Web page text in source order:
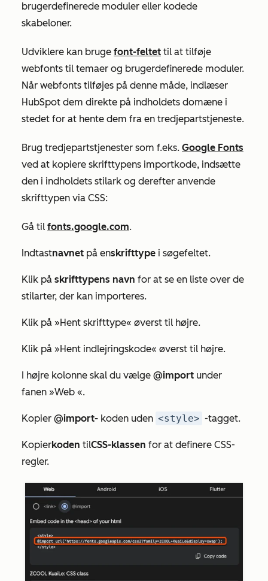
brugerdefinerede moduler eller kodede
skabeloner.
Udviklere kan bruge font-feltet til at tilføje
webfonts til temaer og brugerdefinerede moduler.
Når webfonts tilføjes på denne måde, indlæser
HubSpot dem direkte på indholdets domæne i
stedet for at hente dem fra en tredjepartstjeneste.
Brug tredjepartstjenester som f.eks. Google Fonts
ved at kopiere skrifttypens importkode, indsætte
den i indholdets stilark og derefter anvende
skrifttypen via CSS:
Gå til fonts.google.com.
Indtastnavnet på enskrifttype i søgefeltet.
Klik på skrifttypens navn for at se en liste over de
stilarter, der kan importeres.
Klik på »Hent skrifttype« øverst til højre.
Klik på »Hent indlejringskode« øverst til højre.
I højre kolonne skal du vælge @import under
fanen »Web «.
Kopier @import- koden uden <style> -tagget.
Kopierkoden tilCSS-klassen for at definere CSS-
regler.